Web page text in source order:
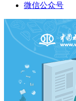
微信公众号